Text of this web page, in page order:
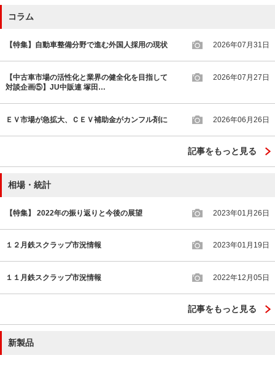
コラム
【特集】自動車整備分野で進む外国人採用の現状 2026年07月31日
【中古車市場の活性化と業界の健全化を目指して
対談企画⑤】JU中販連 塚田…
2026年07月27日
ＥＶ市場が急拡大、ＣＥＶ補助金がカンフル剤に 2026年06月26日
記事をもっと見る
相場・統計
【特集】 2022年の振り返りと今後の展望 2023年01月26日
１２月鉄スクラップ市況情報 2023年01月19日
１１月鉄スクラップ市況情報 2022年12月05日
記事をもっと見る
新製品